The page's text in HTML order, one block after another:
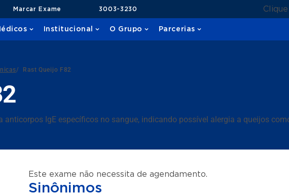
Marcar Exame 3003-3230
Institucional O Grupo Parcerias
/ Rast Queijo F82
anticorpos IgE específicos no sangue, indicando possível alergia a queijos
Este exame não necessita de agendamento.
Sinônimos